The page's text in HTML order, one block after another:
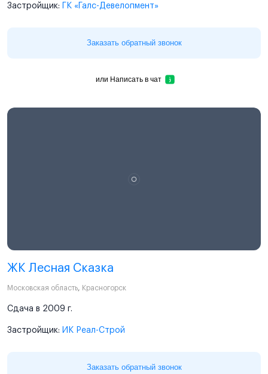
Застройщик: ГК «Галс-Девелопмент»
Заказать обратный звонок
или Написать в чат
ЖК Лесная Сказка
Московская область, Красногорск
Сдача в 2009 г.
Застройщик: ИК Реал-Строй
Заказать обратный звонок